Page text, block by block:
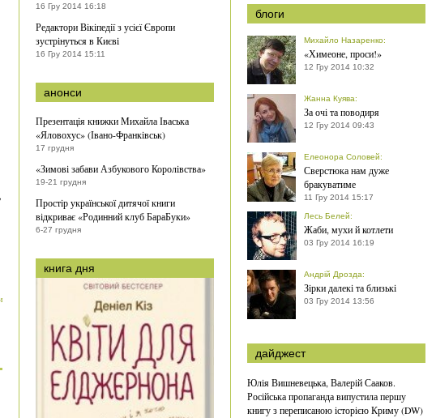
16 Гру 2014 16:18
Редактори Вікіпедії з усієї Європи
зустрінуться в Києві
16 Гру 2014 15:11
анонси
Презентація книжки Михайла Іваська
«Яловохус» (Івано-Франківськ)
17 грудня
«Зимові забави Азбукового Королівства»
19-21 грудня
Простір української дитячої книги
відкриває «Родинний клуб БараБуки»
6-27 грудня
книга дня
блоги
Михайло Назаренко:
«Химеоне, проси!»
12 Гру 2014 10:32
Жанна Куява:
За очі та поводиря
12 Гру 2014 09:43
Елеонора Соловей:
Сверстюка нам дуже
бракуватиме
11 Гру 2014 15:17
Лесь Белей:
Жаби, мухи й котлети
03 Гру 2014 16:19
Андрій Дрозда:
Зірки далекі та близькі
03 Гру 2014 13:56
дайджест
Юлія Вишневецька, Валерій Сааков.
Російська пропаганда випустила першу
книгу з переписаною історією Криму (DW)